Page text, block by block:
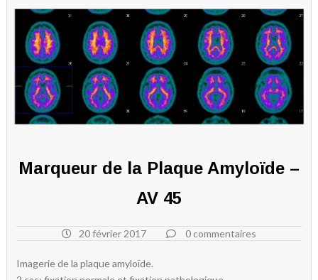
Marqueur de la Plaque Amyloïde –
AV 45
20 février 2017 0 commentaires
Imagerie de la plaque amyloïde.